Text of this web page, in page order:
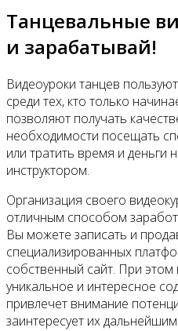
Танцевальные
и зарабатывай!
Видеоуроки танцев
среди тех, кто только
позволяют получать
необходимости посещать
или тратить время и деньги
инструктором.
Организация своего
отличным способом
Вы можете записать и
специализированных
собственный сайт. При этом
уникальное и интересное
привлечет внимание
заинтересует их